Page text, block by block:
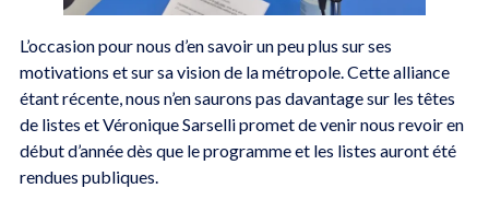
L’occasion pour nous d’en savoir un peu plus sur ses
motivations et sur sa vision de la métropole. Cette alliance
étant récente, nous n’en saurons pas davantage sur les têtes
de listes et Véronique Sarselli promet de venir nous revoir en
début d’année dès que le programme et les listes auront été
rendues publiques.